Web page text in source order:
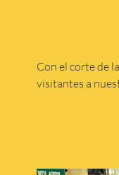
Con el corte de
visitantes a